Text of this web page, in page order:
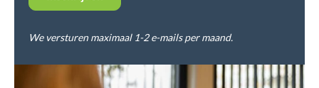
We versturen maximaal 1-2 e-mails per maand.